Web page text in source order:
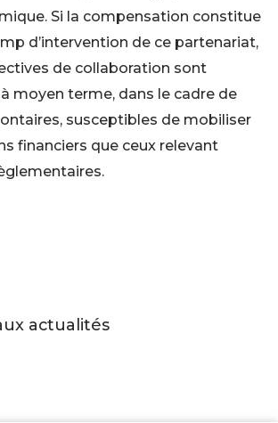
Si la compensation constitue
d’intervention de ce partenariat,
de collaboration sont
moyen terme, dans le cadre de
susceptibles de mobiliser
financiers que ceux relevant
actualités